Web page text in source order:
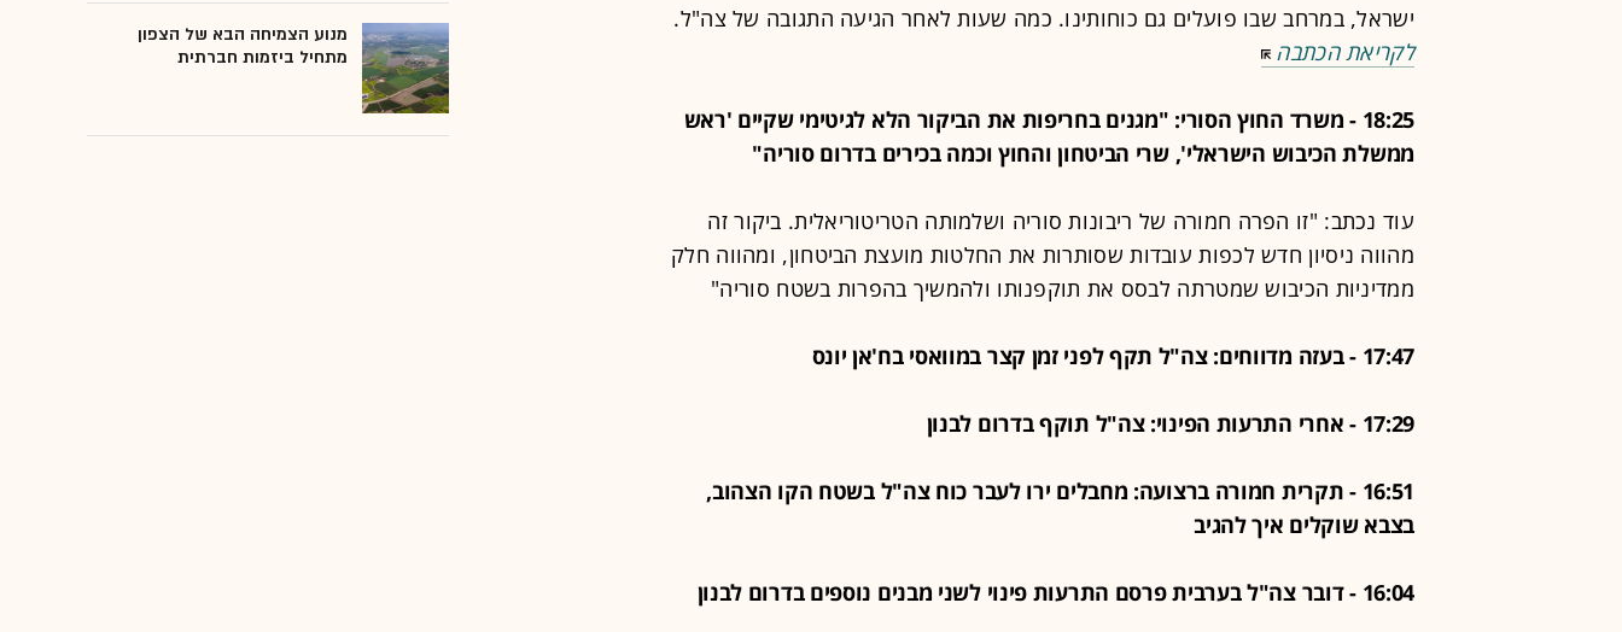
ישראל, במרחב שבו פועלים גם כוחותינו. כמה שעות לאחר הגיעה התגובה של צה"ל.
לקריאת הכתבה
18:25 - משרד החוץ הסורי: "מגנים בחריפות את הביקור הלא לגיטימי שקיים 'ראש
ממשלת הכיבוש הישראלי', שרי הביטחון והחוץ וכמה בכירים בדרום סוריה"
עוד נכתב: "זו הפרה חמורה של ריבונות סוריה ושלמותה הטריטוריאלית. ביקור זה
מהווה ניסיון חדש לכפות עובדות שסותרות את החלטות מועצת הביטחון, ומהווה חלק
ממדיניות הכיבוש שמטרתה לבסס את תוקפנותו ולהמשיך בהפרות בשטח סוריה"
17:47 - בעזה מדווחים: צה"ל תקף לפני זמן קצר במוואסי בח'אן יונס
17:29 - אחרי התרעות הפינוי: צה"ל תוקף בדרום לבנון
16:51 - תקרית חמורה ברצועה: מחבלים ירו לעבר כוח צה"ל בשטח הקו הצהוב,
בצבא שוקלים איך להגיב
16:04 - דובר צה"ל בערבית פרסם התרעות פינוי לשני מבנים נוספים בדרום לבנון
מנוע הצמיחה הבא של הצפון
מתחיל ביזמות חברתית